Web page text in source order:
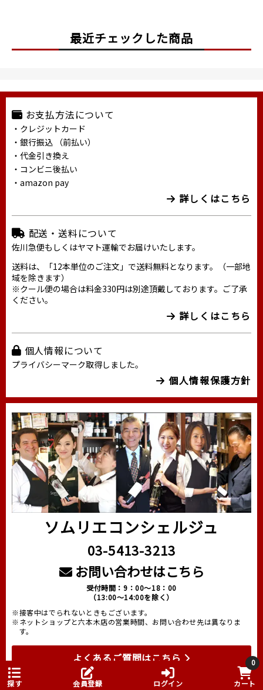
最近チェックした商品
探す 会員登録 ログイン
0
カート
お支払方法について
・クレジットカード
・銀行振込 （前払い）
・代金引き換え
・コンビニ後払い
・amazon pay
詳しくはこちら
配送・送料について
佐川急便もしくはヤマト運輸でお届けいたします。
送料は、「12本単位のご注文」で送料無料となります。（一部地
域を除きます）
※クール便の場合は料金330円は別途頂戴しております。ご了承
ください。
詳しくはこちら
個人情報について
プライバシーマーク取得しました。
個人情報保護方針
ソムリエコンシェルジュ
03-5413-3213
お問い合わせはこちら
受付時間：9：00～18：00
（13:00～14:00を除く）
※接客中はでられないときもございます。
※ネットショップと六本木店の営業時間、お問い合わせ先は異なりま
す。
よくあるご質問はこちら